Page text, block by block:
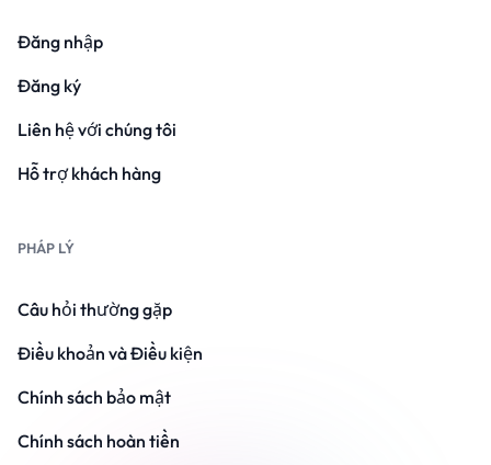
Đăng nhập
Đăng ký
Liên hệ với chúng tôi
Hỗ trợ khách hàng
PHÁP LÝ
Câu hỏi thường gặp
Điều khoản và Điều kiện
Chính sách bảo mật
Chính sách hoàn tiền